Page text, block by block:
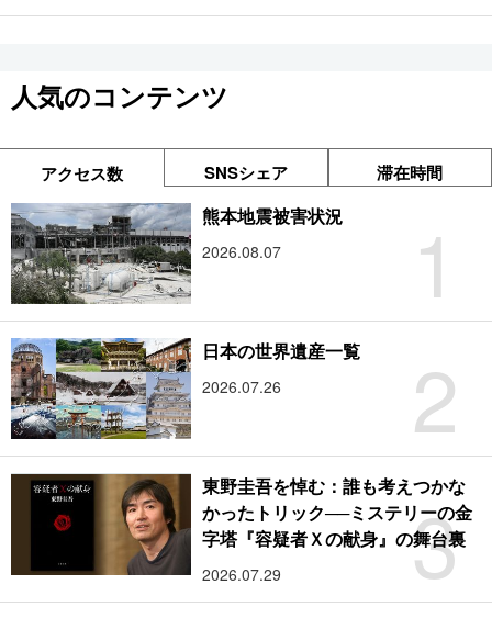
人気のコンテンツ
アクセス数 SNSシェア 滞在時間
1
熊本地震被害状況
2026.08.07
2
日本の世界遺産一覧
2026.07.26
3
東野圭吾を悼む：誰も考えつかな
かったトリック──ミステリーの金
字塔『容疑者Ｘの献身』の舞台裏
2026.07.29